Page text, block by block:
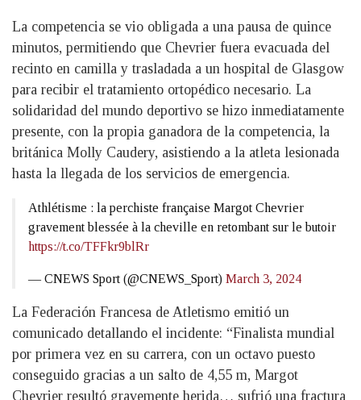
La competencia se vio obligada a una pausa de quince
minutos, permitiendo que Chevrier fuera evacuada del
recinto en camilla y trasladada a un hospital de Glasgow
para recibir el tratamiento ortopédico necesario. La
solidaridad del mundo deportivo se hizo inmediatamente
presente, con la propia ganadora de la competencia, la
británica Molly Caudery, asistiendo a la atleta lesionada
hasta la llegada de los servicios de emergencia.
Athlétisme : la perchiste française Margot Chevrier
gravement blessée à la cheville en retombant sur le butoir
https://t.co/TFFkr9blRr
— CNEWS Sport (@CNEWS_Sport) March 3, 2024
La Federación Francesa de Atletismo emitió un
comunicado detallando el incidente: “Finalista mundial
por primera vez en su carrera, con un octavo puesto
conseguido gracias a un salto de 4,55 m, Margot
Chevrier resultó gravemente herida… sufrió una fractura